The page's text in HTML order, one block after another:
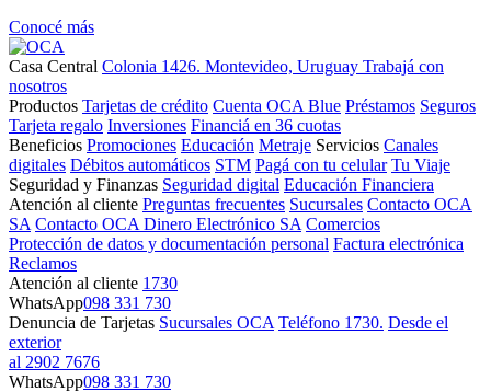
Conocé más
Casa Central Colonia 1426. Montevideo, Uruguay Trabajá con
nosotros
Productos Tarjetas de crédito Cuenta OCA Blue Préstamos Seguros
Tarjeta regalo Inversiones Financiá en 36 cuotas
Beneficios Promociones Educación Metraje Servicios Canales
digitales Débitos automáticos STM Pagá con tu celular Tu Viaje
Seguridad y Finanzas Seguridad digital Educación Financiera
Atención al cliente Preguntas frecuentes Sucursales Contacto OCA
SA Contacto OCA Dinero Electrónico SA Comercios
Protección de datos y documentación personal Factura electrónica
Reclamos
Atención al cliente 1730
WhatsApp098 331 730
Denuncia de Tarjetas Sucursales OCA Teléfono 1730. Desde el
exterior
al 2902 7676
WhatsApp098 331 730